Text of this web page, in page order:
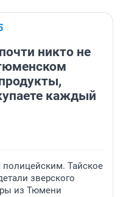
никто не
каждый
полицейским. Тайское
зверского
из Тюмени